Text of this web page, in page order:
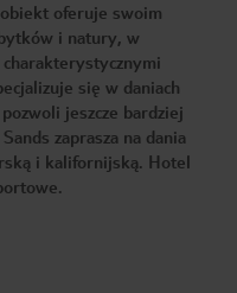
oferuje swoim
i natury, w
się w daniach
jeszcze bardziej
zaprasza na dania
i kalifornijską. Hotel